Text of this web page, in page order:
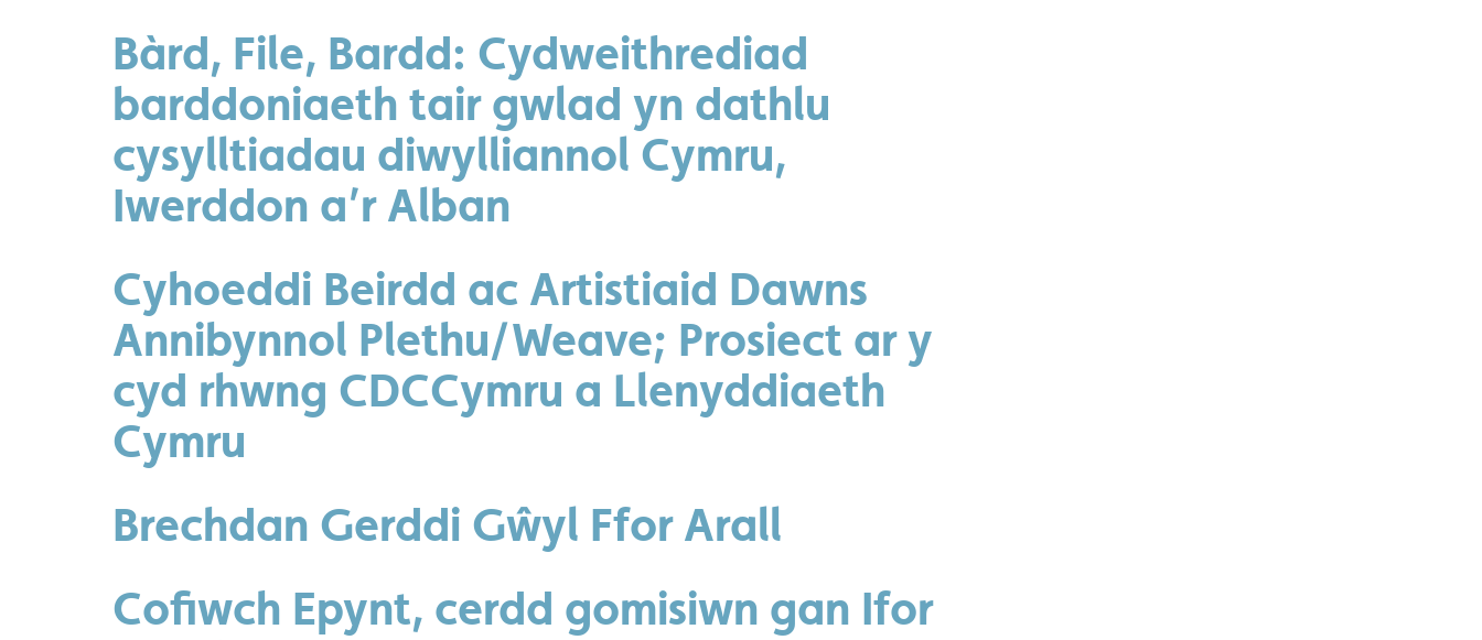
Bàrd, File, Bardd: Cydweithrediad
barddoniaeth tair gwlad yn dathlu
cysylltiadau diwylliannol Cymru,
Iwerddon a’r Alban
Cyhoeddi Beirdd ac Artistiaid Dawns
Annibynnol Plethu/Weave; Prosiect ar y
cyd rhwng CDCCymru a Llenyddiaeth
Cymru
Brechdan Gerddi Gŵyl Ffor Arall
Cofiwch Epynt, cerdd gomisiwn gan Ifor